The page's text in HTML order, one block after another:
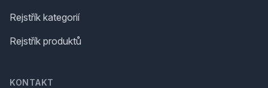
Rejstřík kategorií
Rejstřík produktů
KONTAKT